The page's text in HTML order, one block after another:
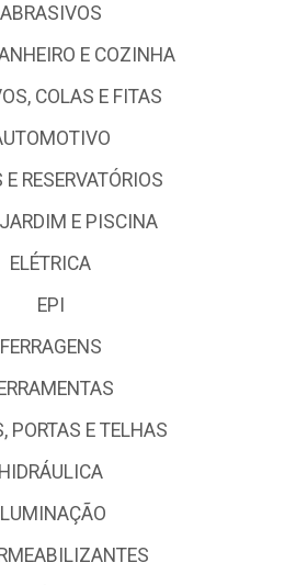
ABRASIVOS
E COZINHA
COLAS E FITAS
RESERVATÓRIOS
E PISCINA
ELÉTRICA
EPI
FERRAGENS
PORTAS E TELHAS
HIDRÁULICA
ILUMINAÇÃO